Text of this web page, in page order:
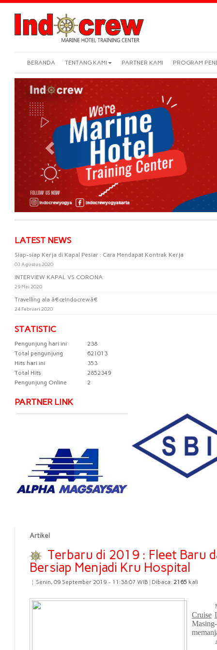
BERANDA TENTANG KAMI PARTNER KAMI PROGRAM
Previous
LATEST NEWS
Siap-siap Kerja di Kapal Pesiar : Cara Mendapat Kontrak Kerja
03 Agustus 2020
INTERVIEW KAPAL VS CORONA
29 Mei 2020
Travelling ala â€œIndocrewâ€
24 Februari 2020
STATISTIC
Pengunjung hari ini
238
Total pengunjung
621013
Hits hari ini
353
Total Hits
2852349
Pengunjung Online
2
PARTNER LINK
Artikel
Terbaru di 2019 : Fleet Baru
Bersiap Menjadi Kru Hospital
Senin, 09 September 2019 - 11:38:07 WIB Dibaca: 2165 kali
Cruise